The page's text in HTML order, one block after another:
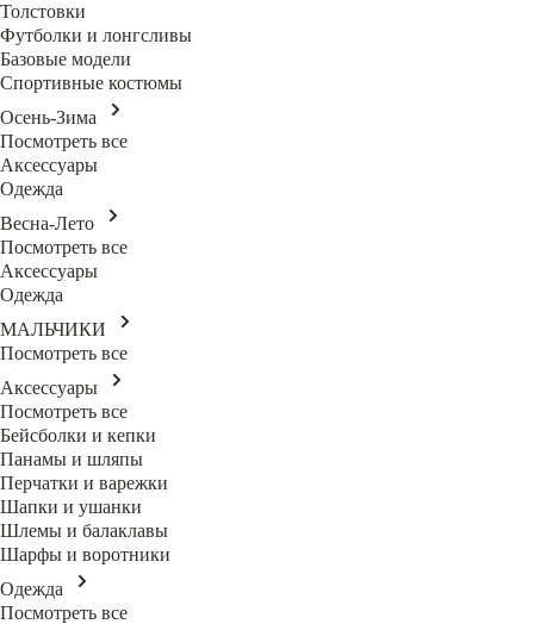
Толстовки
Футболки и лонгсливы
Базовые модели
Спортивные костюмы
Осень-Зима
Посмотреть все
Аксессуары
Одежда
Весна-Лето
Посмотреть все
Аксессуары
Одежда
МАЛЬЧИКИ
Посмотреть все
Аксессуары
Посмотреть все
Бейсболки и кепки
Панамы и шляпы
Перчатки и варежки
Шапки и ушанки
Шлемы и балаклавы
Шарфы и воротники
Одежда
Посмотреть все